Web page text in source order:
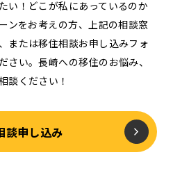
い！どこが私にあっているのか
ンをお考えの方、上記の相談窓
または移住相談お申し込みフォ
さい。長崎への移住のお悩み、
談ください！
談申し込み